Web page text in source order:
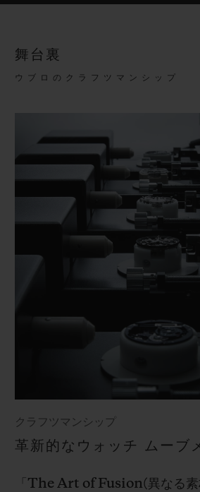
舞台裏
ウブロのクラフツマンシップ
クラフツマンシップ
革新的なウォッチ ムーブ
The Art of Fusion(異なる